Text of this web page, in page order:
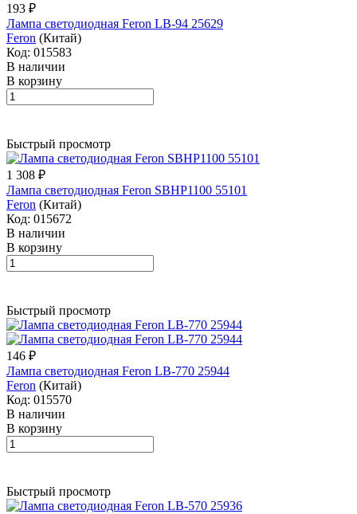
193 ₽
Лампа светодиодная Feron LB-94 25629
Feron (Китай)
Код: 015583
В наличии
В корзину
Быстрый просмотр
1 308 ₽
Лампа светодиодная Feron SBHP1100 55101
Feron (Китай)
Код: 015672
В наличии
В корзину
Быстрый просмотр
146 ₽
Лампа светодиодная Feron LB-770 25944
Feron (Китай)
Код: 015570
В наличии
В корзину
Быстрый просмотр